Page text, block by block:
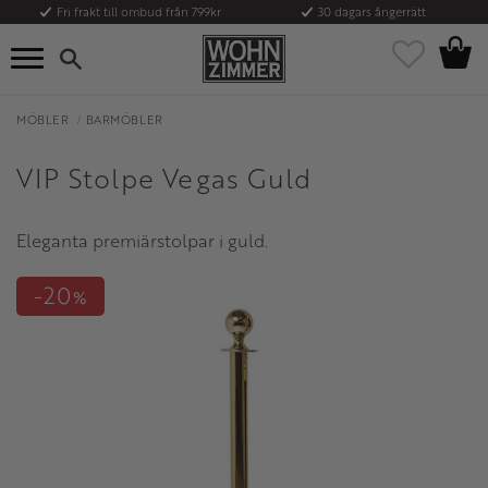
Meny
Fri frakt till ombud från 799kr 30 dagars ångerrätt
Favoriter
MÖBLER BARMÖBLER
VIP Stolpe Vegas Guld
Eleganta premiärstolpar i guld.
20%